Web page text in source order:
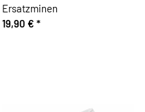
Ersatzminen
19,90 € *